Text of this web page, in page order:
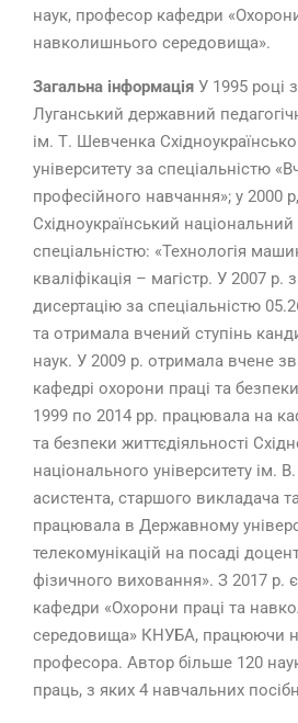
наук, професор кафедри
навколишнього середовища».
Загальна інформація У 1995 році
Луганський державний
ім. Т. Шевченка
університету за спеціальністю
професійного навчання»; у 2000
Східноукраїнський національний
спеціальністю: «Технологія
кваліфікація – магістр. У 2007 р.
дисертацію за спеціальністю
та отримала вчений ступінь
наук. У 2009 р. отримала вчене
кафедрі охорони праці та
1999 по 2014 рр. працювала на
та безпеки життєдіяльності
національного університету ім.
асистента, старшого викладача
працювала в Державному
телекомунікацій на посаді
фізичного виховання». З 2017 р.
кафедри «Охорони праці та
середовища» КНУБА, працюючи
професора. Автор більше 120
праць, з яких 4 навчальних